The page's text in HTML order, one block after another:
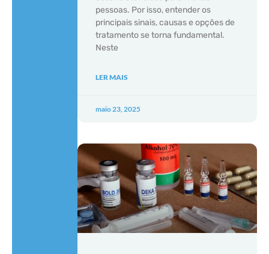
pessoas. Por isso, entender os
principais sinais, causas e opções de
tratamento se torna fundamental.
Neste
LER MAIS
maio 23, 2025